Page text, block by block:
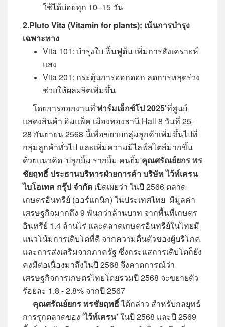
ใช้ได้บ่อยทุก 10–15 วัน
2.Pluto Vita (Vitamin for plants): เน้นการบำรุง
เฉพาะทาง
Vita 101: บำรุงใบ ฟื้นฟูต้น เพิ่มการสังเคราะห์
แสง
Vita 201: กระตุ้นการออกดอก ลดการหลุดร่วง
ช่วยให้ผลผลิตเพิ่มขึ้น
โดยการออกงานที่'ฟาร์มเอ็กซ์โป 2025'ที่ศูนย์
แสดงสินค้า อิมแพ็ค เมืองทองธานี Hall 8 วันที่ 25-
28 กันยายน 2568 นี้เพื่อขยายกลุ่มลูกค้าเพิ่มขึ้นไปที่
กลุ่มลูกค้าทั่วไป และเพิ่มความมีไลฟ์สไตส์มากขึ้น
ด้วยแนวคิด 'ปลูกยิ้ม รากยิ้ม คนยิ้ม'คุณศรัณย์ยกร พร
ชัยฤทธิ์ ประธานบริหารฝ่ายการค้า บริษัท ไว้ท์เครน
ไบโอเทค กรุ๊ป จำกัด เปิดเผยว่า ในปี 2566 ตลาด
เกษตรอินทรีย์ (ออร์แกนิก) ในประเทศไทย มีมูลค่า
เศรษฐกิจมากถึง 9 พันกว่าล้านบาท จากพื้นที่เกษตร
อินทรีย์ 1.4 ล้านไร่ และตลาดเกษตรอินทรีย์ในไทยมี
แนวโน้มการเติบโตที่ดี จากความตื่นตัวของผู้บริโภค
และการส่งเสริมจากภาครัฐ ซึ่งกระแสการเติบโตก็ยัง
คงมีต่อเนื่องมาถึงในปี 2568 จึงคาดการณ์ว่า
เศรษฐกิจการเกษตรไทยโดยรวมปี 2568 จะขยายตัว
ร้อยละ 1.8 - 2.8% จากปี 2567
คุณศรัณย์ยกร พรชัยฤทธิ์ได้กล่าว สำหรับกลยุทธ์
การรุกตลาดของ 'ไว้ท์เครน' ในปี 2568 และปี 2569